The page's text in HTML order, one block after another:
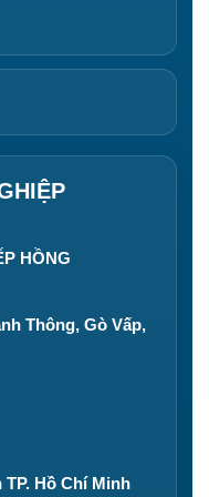
HỒNG
Thông, Gò Vấp,
Hồ Chí Minh